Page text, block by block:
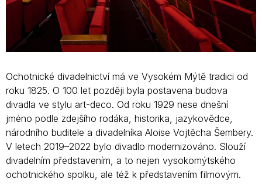
Ochotnické divadelnictví má ve Vysokém Mýtě tradici od
roku 1825. O 100 let později byla postavena budova
divadla ve stylu art-deco. Od roku 1929 nese dnešní
jméno podle zdejšího rodáka, historika, jazykovědce,
národního buditele a divadelníka Aloise Vojtěcha Šembery.
V letech 2019–2022 bylo divadlo modernizováno. Slouží
divadelním představením, a to nejen vysokomýtského
ochotnického spolku, ale též k představením filmovým.